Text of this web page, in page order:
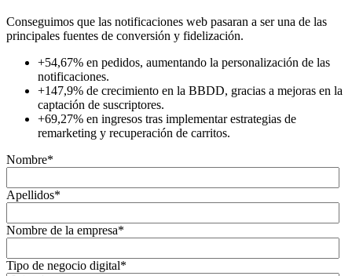
Conseguimos que las notificaciones web pasaran a ser una de las
principales fuentes de conversión y fidelización.
+54,67% en pedidos, aumentando la personalización de las
notificaciones.
+147,9% de crecimiento en la BBDD, gracias a mejoras en la
captación de suscriptores.
+69,27% en ingresos tras implementar estrategias de
remarketing y recuperación de carritos.
Nombre*
Apellidos*
Nombre de la empresa*
Tipo de negocio digital*